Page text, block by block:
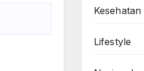
Kesehatan
Lifestyle